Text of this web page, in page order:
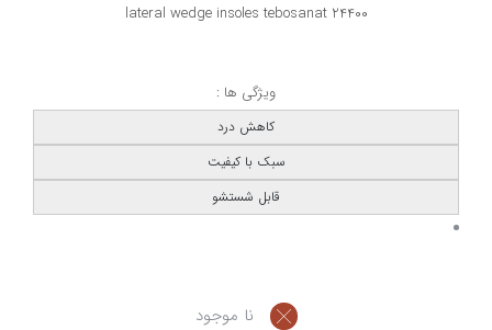
24400 lateral wedge insoles tebosanat
ویژگی ها :
کاهش درد
سبک با کیفیت
قابل شستشو
نا موجود